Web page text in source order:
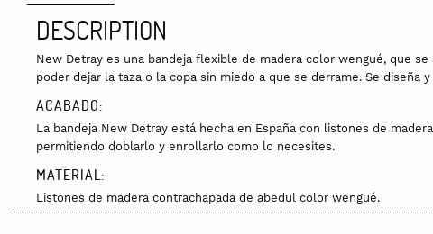
DESCRIPTION
New Detray es una bandeja flexible de madera color wengué, que
poder dejar la taza o la copa sin miedo a que se derrame. Se diseña y
ACABADO:
La bandeja New Detray está hecha en España con listones de
permitiendo doblarlo y enrollarlo como lo necesites.
MATERIAL:
Listones de madera contrachapada de abedul color wengué.